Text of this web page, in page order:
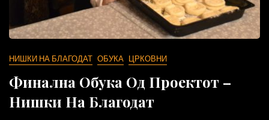
НИШКИ НА БЛАГОДАТ ОБУКА ЦРКОВНИ
Финална Обука Од Проектот –
Нишки На Благодат